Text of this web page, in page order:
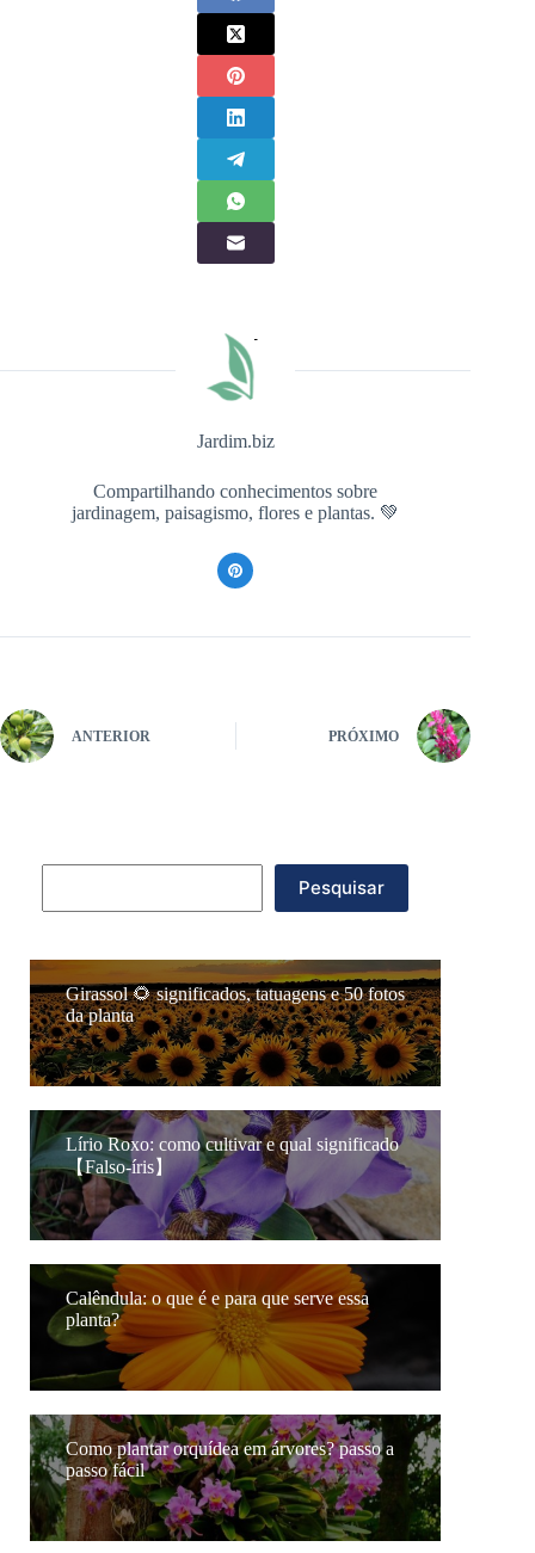
Jardim.biz
Compartilhando conhecimentos sobre
jardinagem, paisagismo, flores e plantas. 💚
ANTERIOR PRÓXIMO
Pesquisar
Girassol 🌻 significados, tatuagens e 50 fotos
da planta
Lírio Roxo: como cultivar e qual significado
【Falso-íris】
Calêndula: o que é e para que serve essa
planta?
Como plantar orquídea em árvores? passo a
passo fácil